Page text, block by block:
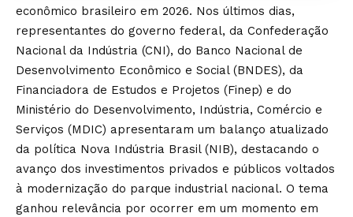
econômico brasileiro em 2026. Nos últimos dias,
representantes do governo federal, da Confederação
Nacional da Indústria (CNI), do Banco Nacional de
Desenvolvimento Econômico e Social (BNDES), da
Financiadora de Estudos e Projetos (Finep) e do
Ministério do Desenvolvimento, Indústria, Comércio e
Serviços (MDIC) apresentaram um balanço atualizado
da política Nova Indústria Brasil (NIB), destacando o
avanço dos investimentos privados e públicos voltados
à modernização do parque industrial nacional. O tema
ganhou relevância por ocorrer em um momento em